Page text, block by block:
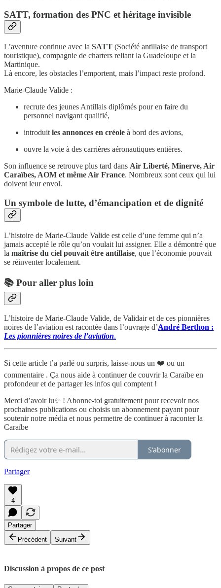
SATT, formation des PNC et héritage invisible
L’aventure continue avec la SATT (Société antillaise de transport
touristique), compagnie de charters reliant la Guadeloupe et la
Martinique.
Là encore, les obstacles l’emportent, mais l’impact reste profond.
Marie-Claude Valide :
recrute des jeunes Antillais diplômés pour en faire du
personnel navigant qualifié,
introduit les annonces en créole à bord des avions,
ouvre la voie à des carrières aéronautiques entières.
Son influence se retrouve plus tard dans Air Liberté, Minerve, Air
Caraïbes, AOM et même Air France. Nombreux sont ceux qui lui
doivent leur envol.
Un symbole de lutte, d’émancipation et de dignité
L’histoire de Marie-Claude Valide est celle d’une femme qui n’a
jamais accepté le rôle qu’on voulait lui assigner. Elle a démontré que
la maîtrise du ciel pouvait être antillaise, que l’économie pouvait
se réinventer localement.
📚 Pour aller plus loin
L’histoire de Marie-Claude Valide, de Validair et de ces pionnières
noires de l’aviation est racontée dans l’ouvrage d’André Berthon :
Les pionnières noires de l’aviation.
Si cette article t’a parlé ou surpris, laisse-nous un ❤️ ou un
commentaire . Ça nous aide à continuer de couvrir la Caraïbe en
profondeur et de partager les infos qui comptent !
Merci d’avoir lu✨ ! Abonne-toi gratuitement pour recevoir nos
prochaines publications ou choisis un abonnement payant pour
soutenir notre média et nous permettre de continuer à raconter la
Caraïbe
S'abonner
Partager
4
Partager
Précédent
Suivant
Discussion à propos de ce post